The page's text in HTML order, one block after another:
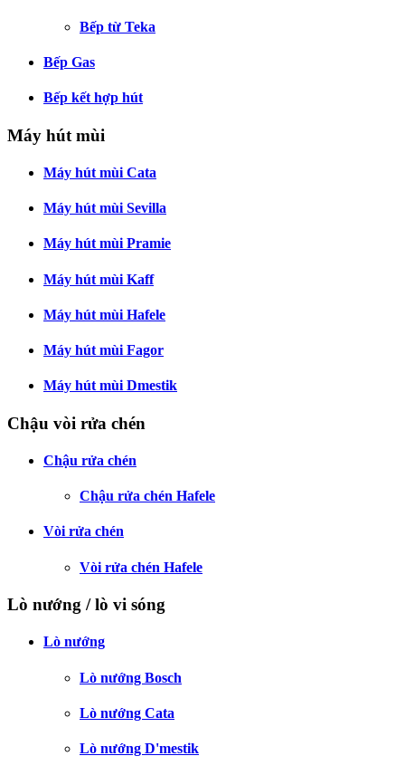
Bếp từ Teka
Bếp Gas
Bếp kết hợp hút
Máy hút mùi
Máy hút mùi Cata
Máy hút mùi Sevilla
Máy hút mùi Pramie
Máy hút mùi Kaff
Máy hút mùi Hafele
Máy hút mùi Fagor
Máy hút mùi Dmestik
Chậu vòi rửa chén
Chậu rửa chén
Chậu rửa chén Hafele
Vòi rửa chén
Vòi rửa chén Hafele
Lò nướng / lò vi sóng
Lò nướng
Lò nướng Bosch
Lò nướng Cata
Lò nướng D'mestik